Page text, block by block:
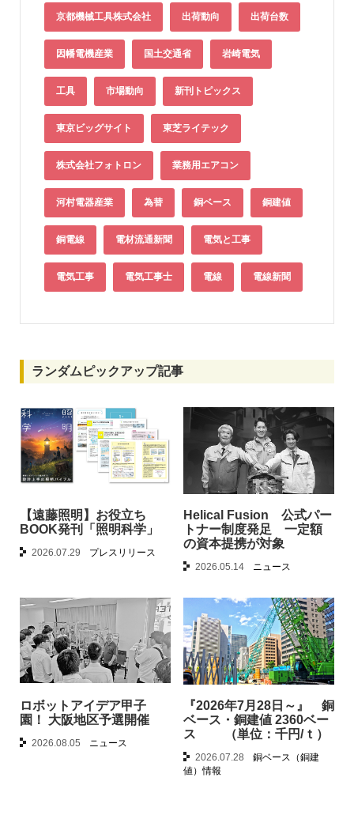
京都機械工具株式会社 出荷動向 出荷台数
因幡電機産業 国土交通省 岩崎電気
工具 市場動向 新刊トピックス
東京ビッグサイト 東芝ライテック
株式会社フォトロン 業務用エアコン
河村電器産業 為替 銅ベース 銅建値
銅電線 電材流通新聞 電気と工事
電気工事 電気工事士 電線 電線新聞
ランダムピックアップ記事
【遠藤照明】お役立ち
BOOK発刊「照明科学」
2026.07.29 プレスリリース
Helical Fusion 公式パー
トナー制度発足 一定額
の資本提携が対象
2026.05.14 ニュース
ロボットアイデア甲子
園！ 大阪地区予選開催
2026.08.05 ニュース
『2026年7月28日～』 銅
ベース・銅建値 2360ベー
ス （単位：千円/ｔ）
2026.07.28
銅ベース（銅建
値）情報